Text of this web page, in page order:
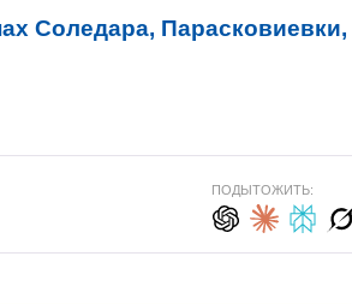
Соледара, Парасковиевки,
ПОДЫТОЖИТЬ: